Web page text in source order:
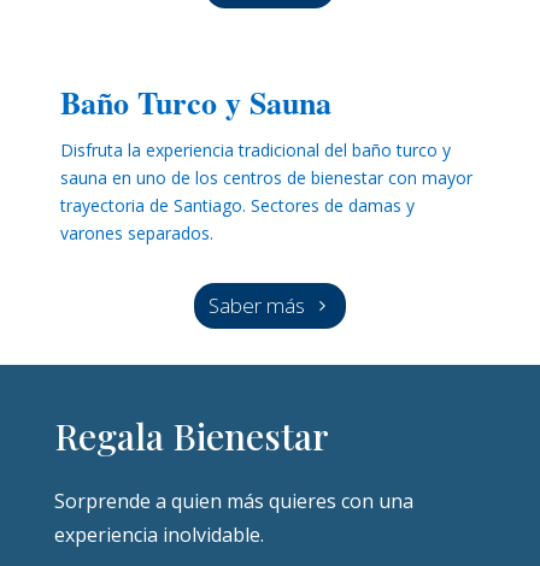
Baño Turco y Sauna
Disfruta la experiencia tradicional del baño turco y
sauna en uno de los centros de bienestar con mayor
trayectoria de Santiago. Sectores de damas y
varones separados.
Saber más
Regala Bienestar
Sorprende a quien más quieres con una
experiencia inolvidable.